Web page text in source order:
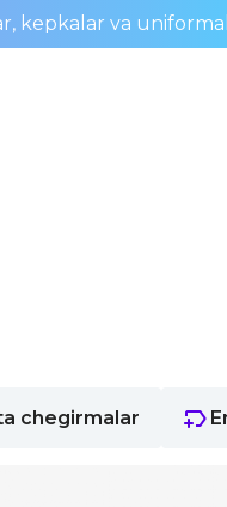
kepkalar va
chegirmalar